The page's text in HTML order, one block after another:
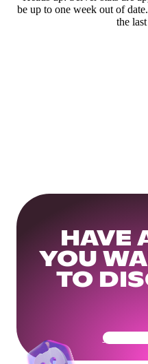
be up to one week out of
the
HAVE
YOU
TO
Get Your